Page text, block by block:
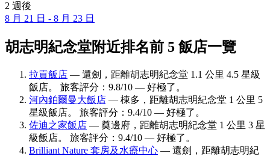
2 週後
8 月 21 日 - 8 月 23 日
胡志明紀念堂附近排名前 5 飯店一覽
拉貢飯店 — 還劍，距離胡志明紀念堂 1.1 公里 4.5 星級
飯店。 旅客評分：9.8/10 — 好極了。
河內鉑爾曼大飯店 — 棟多，距離胡志明紀念堂 1 公里 5
星級飯店。 旅客評分：9.4/10 — 好極了。
佐迪之家飯店 — 奠邊府，距離胡志明紀念堂 1 公里 3 星
級飯店。 旅客評分：9.4/10 — 好極了。
Brilliant Nature 套房及水療中心 — 還劍，距離胡志明紀